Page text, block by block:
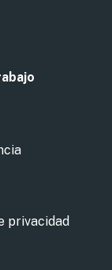
privacidad